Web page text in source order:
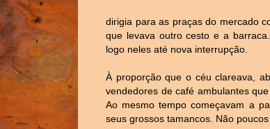
dirigia para as praças do mercado
que levava outro cesto e a
logo neles até nova interrupção.
À proporção que o céu clareava,
vendedores de café ambulantes
Ao mesmo tempo começavam a
seus grossos tamancos. Não